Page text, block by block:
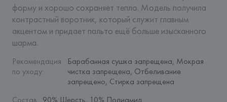
форму и хорошо сохраняет тепло. Модель получила
контрастный воротник, который служит главным
акцентом и придает пальто ещё больше изысканного
шарма.
Рекомендация
по уходу:
Барабанная сушка запрещена, Мокрая
чистка запрещена, Отбеливание
запрещено, Стирка запрещена
Состав: 90% Шерсть, 10% Полиамид